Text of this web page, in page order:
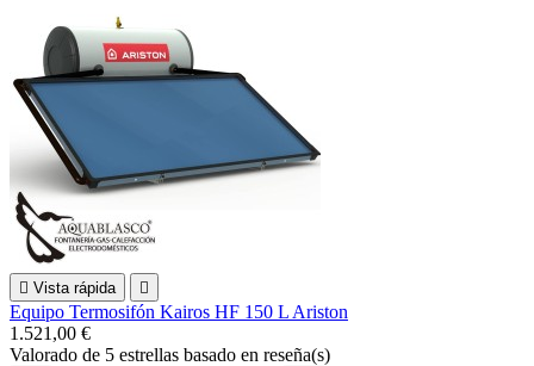
 Vista rápida 
Equipo Termosifón Kairos HF 150 L Ariston
1.521,00 €
Valorado de 5 estrellas basado en reseña(s)